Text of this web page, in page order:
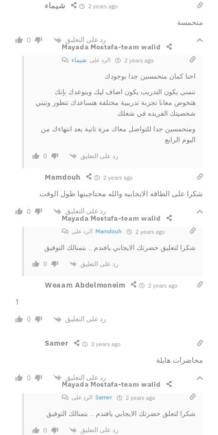
شيماء 2 years ago
متحمسة
0 رد على التعليق
Mayada Mostafa-team walid
الرد على شيماء 2 years ago
احنا كمان متحمسين جدا بوجودك
نتمنى يكون التدريب يكون اضاف ليك وبنوعدك بإنك
هتخوض معانا تجربة تدريبية مختلفة هتساعدك تتطور وتبني
شخصيتك الفريده في شغلك
ومتحمسين جدا للتواصل معاك مرة تانية بعد انتهاءك من
اليوم الرابع
0 رد على التعليق
Mamdouh 2 years ago
شكرا على الطاقه الايجابيه والله محتاجينها طول الوقت
0 رد على التعليق
Mayada Mostafa-team walid
Mamdouh 2 years ago
شكرا لتعليق حضرتك الايجابي يافندم .. بتمنالك التوفيق
0 رد على التعليق
Weaam Abdelmoneim 2 years ago
1
0 رد على التعليق
Samer 2 years ago
محاضرات هايلة
0 رد على التعليق
Mayada Mostafa-team walid
Samer 2 years ago
شكرا لتعلق حضرتك الايجابي يافندم .. بتمنالك التوفيق
0 رد على التعليق